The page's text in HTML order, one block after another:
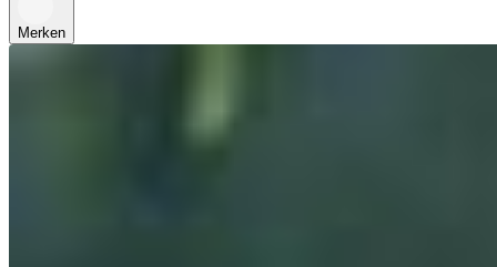
Merken